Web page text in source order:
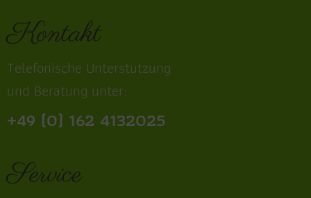
Kontakt
Telefonische Unterstützung
und Beratung unter:
+49 (0) 162 4132025
Service